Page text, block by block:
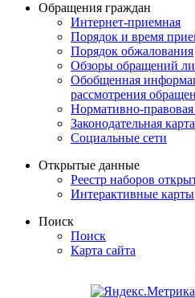
Обращения граждан
Интернет-приемная
Порядок и время
Порядок обжалования
Обзоры обращений
Обобщенная
рассмотрения
Нормативно-правовая
Законодательная карта
Социальные сети
Открытые данные
Реестр наборов
Интерактивные карты
Поиск
Поиск
Карта сайта